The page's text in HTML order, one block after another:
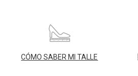
CÓMO SABER MI TALLE